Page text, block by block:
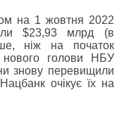
на 1 жовтня 2022
$23,93 млрд (в
ніж на початок
голови НБУ
знову перевищили
очікує їх на